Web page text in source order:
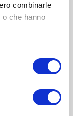
combinarle
o che hanno